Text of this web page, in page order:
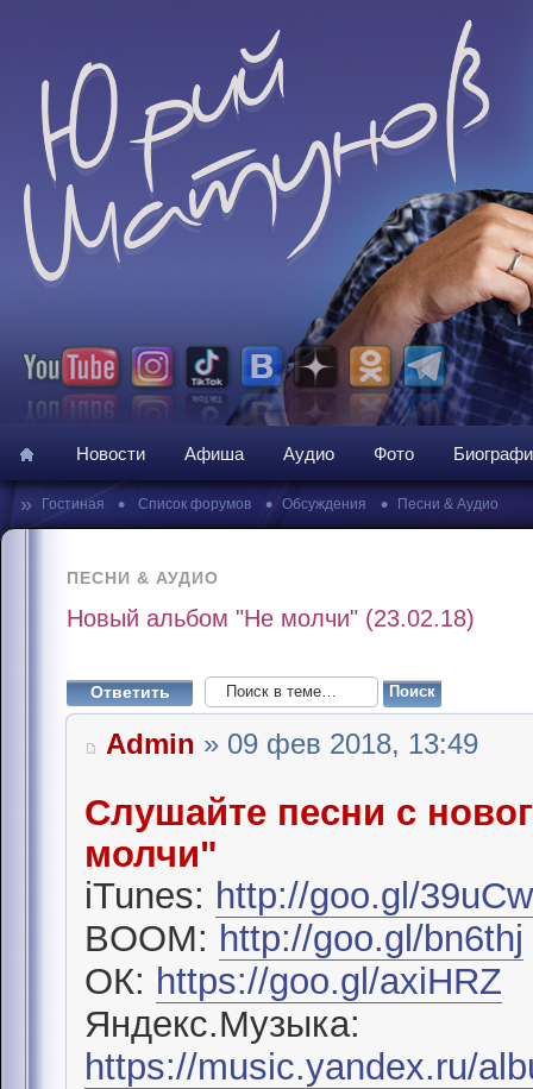
Новости Афиша Аудио Фото
» Гостиная • Список форумов • Обсуждения • Песни & Аудио
ПЕСНИ & АУДИО
Новый альбом "Не молчи" (23.02.18)
Ответить
Admin » 09 фев 2018, 13:49
Слушайте песни с
молчи"
iTunes: http://goo.gl/
BOOM: http://goo.gl/bn6thj
ОК: https://goo.gl/axiHRZ
Яндекс.Музыка:
https://music.yandex.ru/